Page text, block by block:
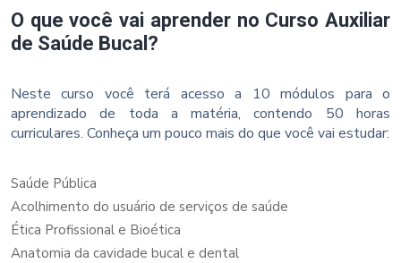
O que você vai aprender no Curso Auxiliar
de Saúde Bucal?
Neste curso você terá acesso a 10 módulos para o
aprendizado de toda a matéria, contendo 50 horas
curriculares. Conheça um pouco mais do que você vai estudar:
Saúde Pública
Acolhimento do usuário de serviços de saúde
Ética Profissional e Bioética
Anatomia da cavidade bucal e dental